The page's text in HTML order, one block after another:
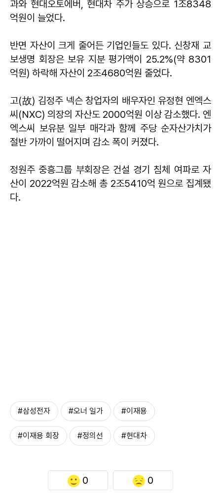
과와 현대오토에버, 현대차 주가 상승으로 1조8348
억원이 늘었다.
반면 자산이 크게 줄어든 기업인들도 있다. 신창재 교
보생명 회장은 보유 지분 평가액이 25.2%(약 8301
억원) 하락해 자산이 2조4680억원 줄었다.
고(故) 김정주 넥슨 창업자의 배우자인 유정현 엔엑스
씨(NXC) 의장의 자산도 2000억원 이상 감소했다. 엔
엑스씨 보유분 일부 매각과 함께 주당 순자산가치가
절반 가까이 떨어지며 감소 폭이 커졌다.
정원주 중흥그룹 부회장은 건설 경기 침체 여파로 자
산이 2022억원 감소해 총 2조5410억 원으로 집계됐
다.
#삼성전자 #오너 일가 #이재용
#이재용 회장 #정의선 #현대차
0 0